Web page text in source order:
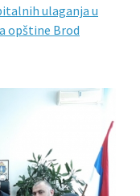
ulaganja u
opštine Brod